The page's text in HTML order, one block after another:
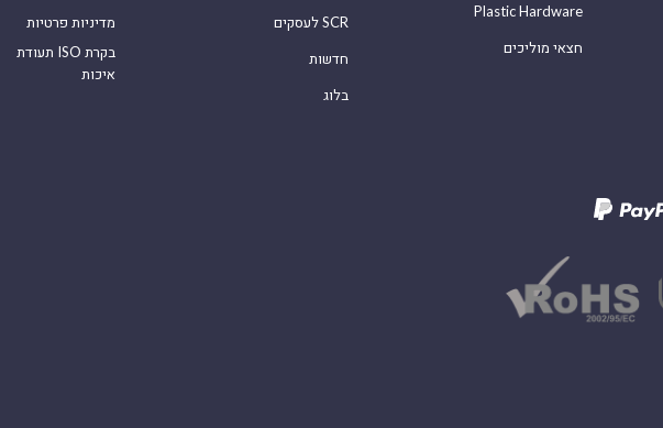
Plastic Hardware
חצאי מוליכים
לעסקים SCR
חדשות
בלוג
מדיניות פרטיות
תעודת ISO בקרת
איכות